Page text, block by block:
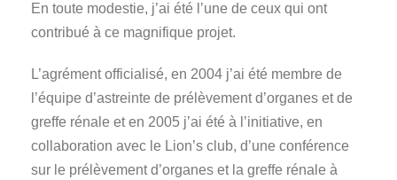
En toute modestie, j’ai été l’une de ceux qui ont
contribué à ce magnifique projet.
L’agrément officialisé, en 2004 j’ai été membre de
l’équipe d’astreinte de prélèvement d’organes et de
greffe rénale et en 2005 j’ai été à l’initiative, en
collaboration avec le Lion’s club, d’une conférence
sur le prélèvement d’organes et la greffe rénale à